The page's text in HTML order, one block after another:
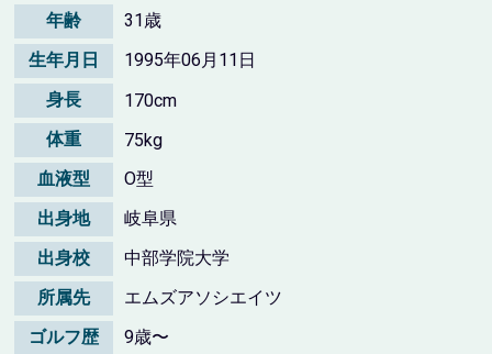
年齢
31歳
生年月日
1995年06月11日
身長
170cm
体重
75kg
血液型
O型
出身地
岐阜県
出身校
中部学院大学
所属先
エムズアソシエイツ
ゴルフ歴
9歳〜